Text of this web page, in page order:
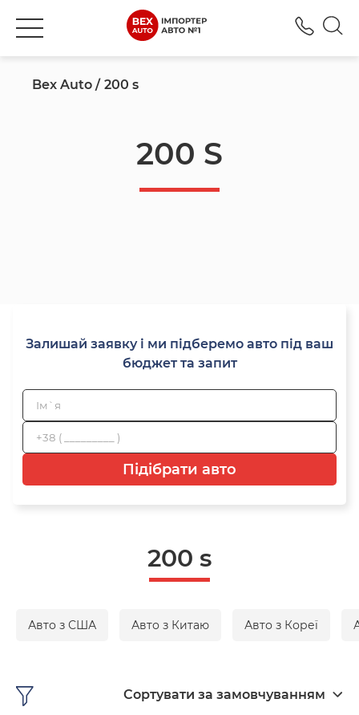
Bex Auto 200 s
200 S
Залишай заявку і ми підберемо авто під ваш
бюджет та запит
Підібрати авто
200 s
Авто з США Авто з Китаю Авто з Кореї
Сортувати за замовчуванням